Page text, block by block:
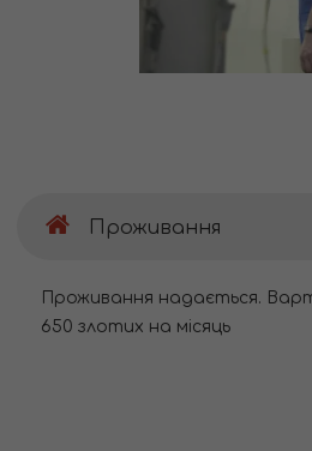
Проживання
Проживання надається.
650 злотих на місяць